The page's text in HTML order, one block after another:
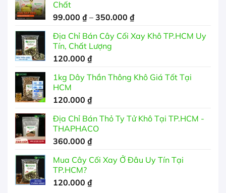
Chất
99.000 ₫ – 350.000 ₫Khoảng
từ
Địa Chỉ Bán Cây Cối Xay Khô TP.HCM Uy
Tín, Chất Lượng
120.000 ₫
1kg Dây Thần Thông Khô Giá Tốt Tại
HCM
120.000 ₫
Địa Chỉ Bán Thỏ Ty Tử Khô Tại TP.HCM -
THAPHACO
360.000 ₫
Mua Cây Cối Xay Ở Đâu Uy Tín Tại
TP.HCM?
120.000 ₫